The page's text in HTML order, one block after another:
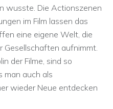
wusste. Die Actionszenen
im Film lassen das
eine eigene Welt, die
Gesellschaften aufnimmt.
der Filme, sind so
man auch als
wieder Neue entdecken